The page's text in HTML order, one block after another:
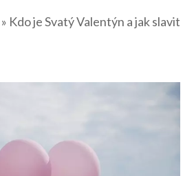
» Kdo je Svatý Valentýn a jak slavit